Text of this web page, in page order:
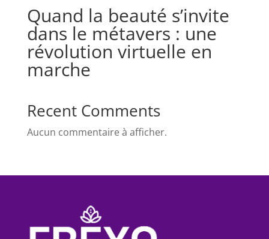
Quand la beauté s’invite
dans le métavers : une
révolution virtuelle en
marche
Recent Comments
Aucun commentaire à afficher.